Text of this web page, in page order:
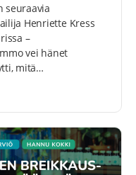
seuraavia
Henriette Kress
–
vei hänet
mitä…